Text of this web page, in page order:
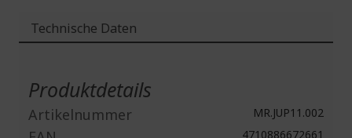
Technische Daten
Produktdetails
Artikelnummer MR.JUP11.002
4710886672661